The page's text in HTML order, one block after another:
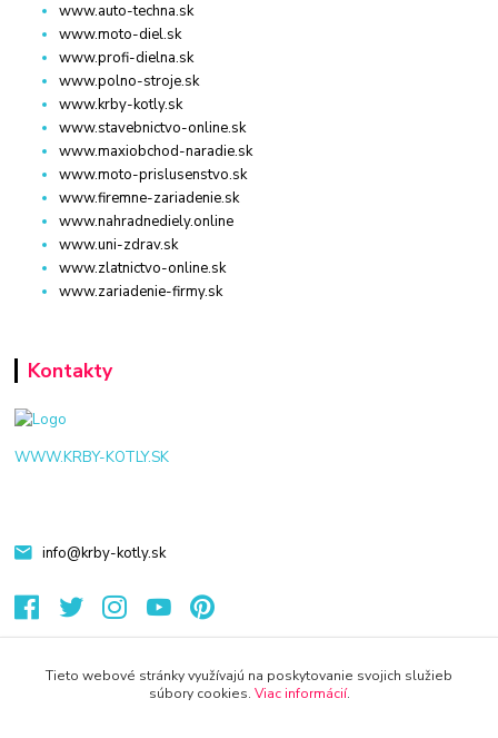
www.auto-techna.sk
www.moto-diel.sk
www.profi-dielna.sk
www.polno-stroje.sk
www.krby-kotly.sk
www.stavebnictvo-online.sk
www.maxiobchod-naradie.sk
www.moto-prislusenstvo.sk
www.firemne-zariadenie.sk
www.nahradnediely.online
www.uni-zdrav.sk
www.zlatnictvo-online.sk
www.zariadenie-firmy.sk
Kontakty
WWW.KRBY-KOTLY.SK
info@krby-kotly.sk
Tieto webové stránky využívajú na poskytovanie svojich služieb
súbory cookies. Viac informácií.